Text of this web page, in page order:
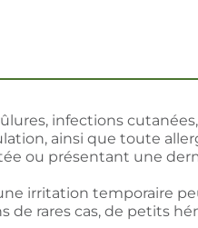
infections
ainsi que toute
ou présentant une
irritation temporaire
de rares cas, de petits